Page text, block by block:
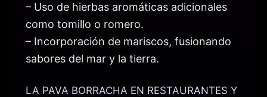
– Uso de hierbas aromáticas adicionales
como tomillo o romero.
– Incorporación de mariscos, fusionando
sabores del mar y la tierra.
LA PAVA BORRACHA EN RESTAURANTES Y